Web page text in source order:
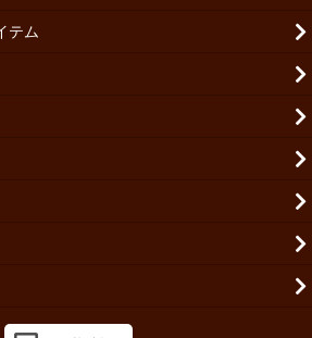
・2026年に70歳・古希)メッセージ刻
テム